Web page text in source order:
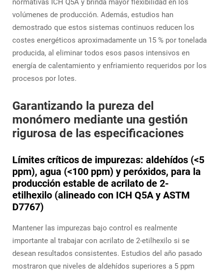
normativas ICH Q5A y brinda mayor flexibilidad en los
volúmenes de producción. Además, estudios han
demostrado que estos sistemas continuos reducen los
costes energéticos aproximadamente un 15 % por tonelada
producida, al eliminar todos esos pasos intensivos en
energía de calentamiento y enfriamiento requeridos por los
procesos por lotes.
Garantizando la pureza del
monómero mediante una gestión
rigurosa de las especificaciones
Límites críticos de impurezas: aldehídos (<5
ppm), agua (<100 ppm) y peróxidos, para la
producción estable de acrilato de 2-
etilhexilo (alineado con ICH Q5A y ASTM
D7767)
Mantener las impurezas bajo control es realmente
importante al trabajar con acrilato de 2-etilhexilo si se
desean resultados consistentes. Estudios del año pasado
mostraron que niveles de aldehídos superiores a 5 ppm